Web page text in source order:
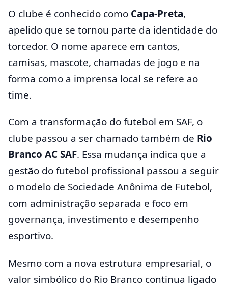
O clube é conhecido como Capa-Preta,
apelido que se tornou parte da identidade do
torcedor. O nome aparece em cantos,
camisas, mascote, chamadas de jogo e na
forma como a imprensa local se refere ao
time.
Com a transformação do futebol em SAF, o
clube passou a ser chamado também de Rio
Branco AC SAF. Essa mudança indica que a
gestão do futebol profissional passou a seguir
o modelo de Sociedade Anônima de Futebol,
com administração separada e foco em
governança, investimento e desempenho
esportivo.
Mesmo com a nova estrutura empresarial, o
valor simbólico do Rio Branco continua ligado